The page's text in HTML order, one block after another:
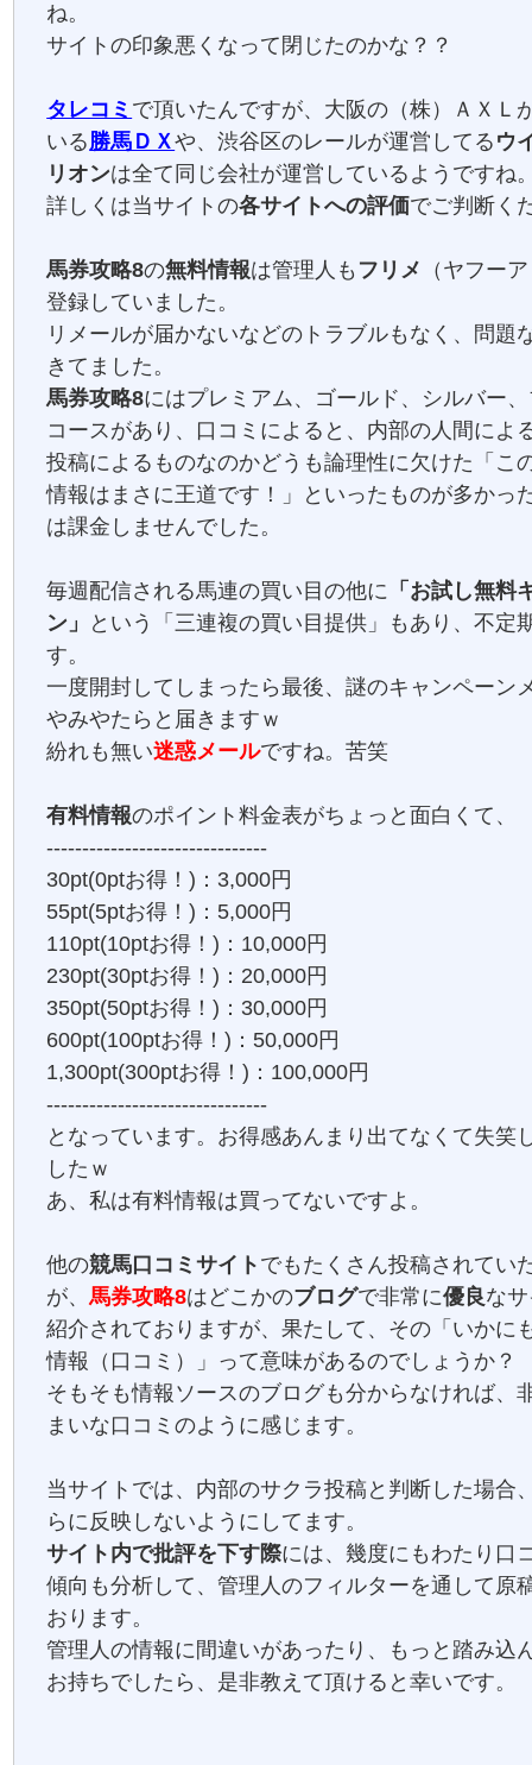
ね。
サイトの印象悪くなって閉じたのかな？？
タレコミ で頂いたんですが、大阪の（株）ＡＸＬ
いる勝馬ＤＸや、渋谷区のレールが運営してる ウ
リオンは全て同じ会社が運営しているようですね
詳しくは当サイトの各サイトへの評価でご判断く
馬券攻略8の無料情報は管理人も フリメ
（ヤフー
登録していました。
リメールが届かないなどのトラブルもなく、問題
きてました。
馬券攻略8にはプレミアム、ゴールド、シルバー
コースがあり、口コミによると、内部の人間によ
投稿によるものなのかどうも論理性に欠けた「こ
情報はまさに王道です！」といったものが多かっ
は課金しませんでした。
毎週配信される馬連の買い目の他に 「お試し無料
ン」
という「三連複の買い目提供」もあり、不定
す。
一度開封してしまったら最後、謎のキャンペーン
やみやたらと届きますｗ
紛れも無い迷惑メールですね。苦笑
有料情報のポイント料金表がちょっと面白くて、
-------------------------------
30pt(0ptお得！)：3,000円
55pt(5ptお得！)：5,000円
110pt(10ptお得！)：10,000円
230pt(30ptお得！)：20,000円
350pt(50ptお得！)：30,000円
600pt(100ptお得！)：50,000円
1,300pt(300ptお得！)：100,000円
-------------------------------
となっています。お得感あんまり出てなくて失笑
したｗ
あ、私は有料情報は買ってないですよ。
他の競馬口コミサイト でもたくさん投稿されてい
が、馬券攻略8はどこかのブログで非常に優良な
紹介されておりますが、果たして、その「いかに
情報（口コミ）」って意味があるのでしょうか？
そもそも情報ソースのブログも分からなければ、
まいな口コミのように感じます。
当サイトでは、内部のサクラ投稿と判断した場合
らに反映しないようにしてます。
サイト内で批評を下す際には、幾度にもわたり口
傾向も分析して、管理人のフィルターを通して原
おります。
管理人の情報に間違いがあったり、もっと踏み込
お持ちでしたら、是非教えて頂けると幸いです。